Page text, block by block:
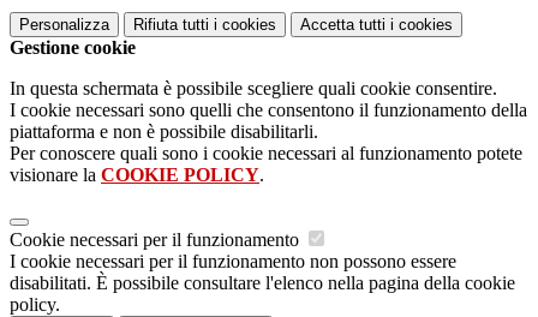
Personalizza Rifiuta tutti i cookies Accetta tutti i cookies
Gestione cookie
In questa schermata è possibile scegliere quali cookie consentire.
I cookie necessari sono quelli che consentono il funzionamento della
piattaforma e non è possibile disabilitarli.
Per conoscere quali sono i cookie necessari al funzionamento potete
visionare la COOKIE POLICY.
Cookie necessari per il funzionamento
I cookie necessari per il funzionamento non possono essere
disabilitati. È possibile consultare l'elenco nella pagina della cookie
policy.